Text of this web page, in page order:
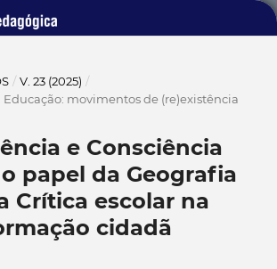
/ V. 23 (2025) /
movimentos de (re)existência
e Consciência
papel da Geografia
Crítica escolar na
cidadã